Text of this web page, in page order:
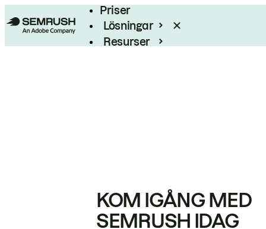
Priser
Lösningar
Resurser
KOM IGÅNG MED
SEMRUSH IDAG